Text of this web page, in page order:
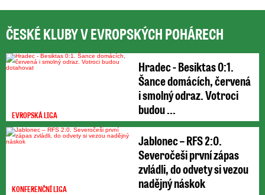
ČESKÉ KLUBY V EVROPSKÝCH POHÁRECH
EVROPSKÁ LIGA
Hradec - Besiktas 0:1.
Šance domácích, červená
i smolný odraz. Votroci
budou ...
KONFERENČNÍ LIGA
Jablonec – RFS 2:0.
Severočeši první zápas
zvládli, do odvety si vezou
nadějný náskok